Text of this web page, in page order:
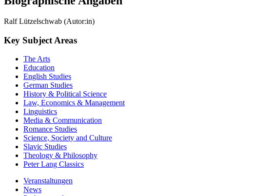
Ralf Lützelschwab (Autor:in)
Key Subject Areas
The Arts
Education
English Studies
German Studies
History & Political Science
Law, Economics & Management
Linguistics
Media & Communication
Romance Studies
Science, Society and Culture
Slavic Studies
Theology & Philosophy
Peter Lang Classics
Veranstaltungen
News